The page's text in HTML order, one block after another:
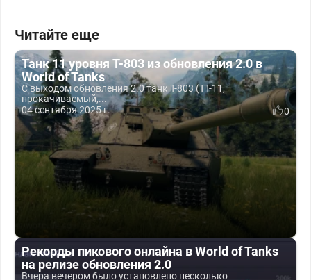
Читайте еще
Танк 11 уровня T-803 из обновления 2.0 в
World of Tanks
С выходом обновления 2.0 танк T-803 (ТТ-11,
прокачиваемый,...
04 сентября 2025 г.
0
Рекорды пикового онлайна в World of Tanks
на релизе обновления 2.0
Вчера вечером было установлено несколько